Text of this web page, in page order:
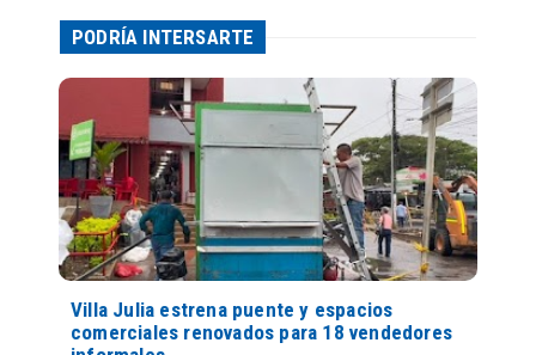
PODRÍA INTERSARTE
Villa Julia estrena puente y espacios
comerciales renovados para 18 vendedores